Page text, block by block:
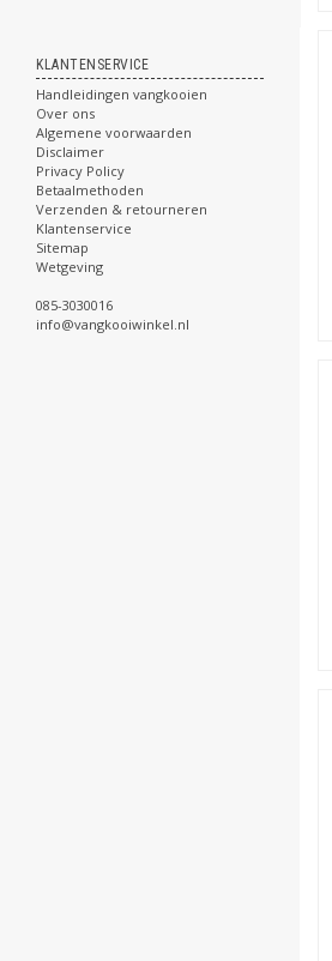
KLANTENSERVICE
Handleidingen vangkooien
Over ons
Algemene voorwaarden
Disclaimer
Privacy Policy
Betaalmethoden
Verzenden & retourneren
Klantenservice
Sitemap
Wetgeving
085-3030016
info@vangkooiwinkel.nl
.
.
.
.
.
.
.
.
.
.
.
.